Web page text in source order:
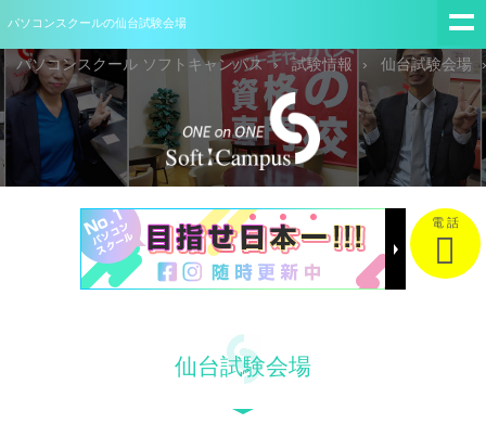
パソコンスクールの仙台試験会場
パソコンスクール ソフトキャンパス 試験情報 仙台試験会場
電 話
仙台試験会場